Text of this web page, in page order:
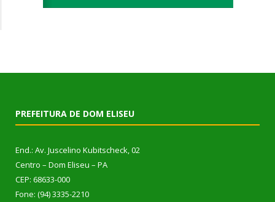
PREFEITURA DE DOM ELISEU
End.: Av. Juscelino Kubitscheck, 02
Centro – Dom Eliseu – PA
CEP: 68633-000
Fone: (94) 3335-2210